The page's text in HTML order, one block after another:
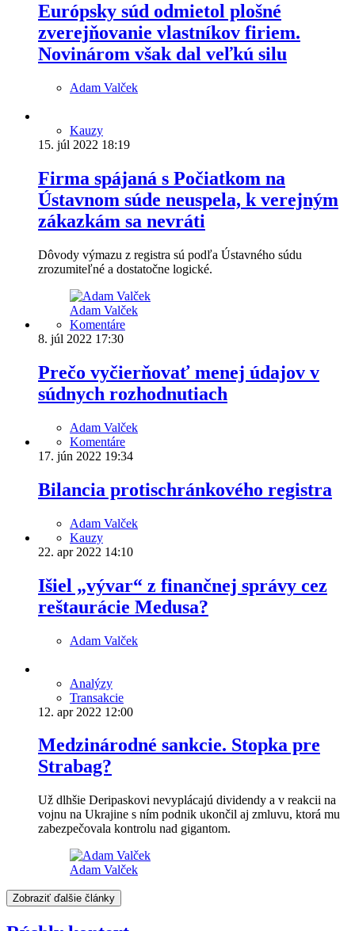
Európsky súd odmietol plošné
zverejňovanie vlastníkov firiem.
Novinárom však dal veľkú silu
Adam Valček
Kauzy
15. júl 2022 18:19
Firma spájaná s Počiatkom na
Ústavnom súde neuspela, k verejným
zákazkám sa nevráti
Dôvody výmazu z registra sú podľa Ústavného súdu
zrozumiteľné a dostatočne logické.
Adam Valček
Komentáre
8. júl 2022 17:30
Prečo vyčierňovať menej údajov v
súdnych rozhodnutiach
Adam Valček
Komentáre
17. jún 2022 19:34
Bilancia protischránkového registra
Adam Valček
Kauzy
22. apr 2022 14:10
Išiel „vývar“ z finančnej správy cez
reštaurácie Medusa?
Adam Valček
Analýzy
Transakcie
12. apr 2022 12:00
Medzinárodné sankcie. Stopka pre
Strabag?
Už dlhšie Deripaskovi nevyplácajú dividendy a v reakcii na
vojnu na Ukrajine s ním podnik ukončil aj zmluvu, ktorá mu
zabezpečovala kontrolu nad gigantom.
Adam Valček
Zobraziť ďalšie články